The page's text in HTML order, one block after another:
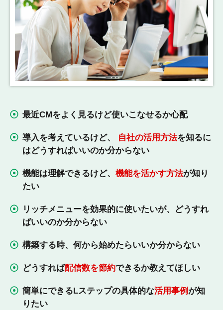
最近CMをよく見るけど使いこなせるか心配
導入を考えているけど、 自社の活用方法を知るに
はどうすればいいのか分からない
機能は理解できるけど、 機能を活かす方法が知り
たい
リッチメニューを効果的に使いたいが、どうすれ
ばいいのか分からない
構築する時、何から始めたらいいか分からない
どうすれば配信数を節約できるか教えてほしい
簡単にできるLステップの具体的な活用事例が知
りたい